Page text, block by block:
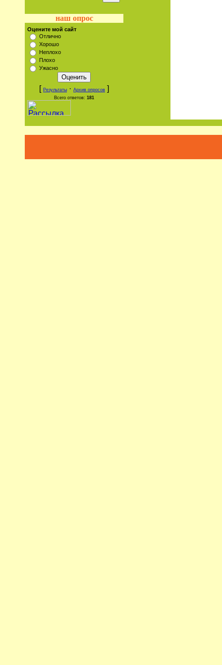
наш опрос
Оцените мой сайт
Отлично
Хорошо
Неплохо
Плохо
Ужасно
[ Результаты · Архив опросов ]
Всего ответов: 181